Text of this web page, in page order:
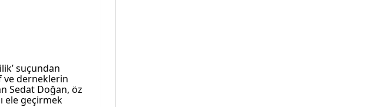
suçundan
ve derneklerin
Sedat Doğan, öz
ele geçirmek